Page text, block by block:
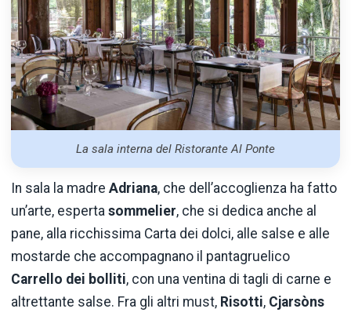
La sala interna del Ristorante Al Ponte
In sala la madre Adriana, che dell’accoglienza ha fatto
un’arte, esperta sommelier, che si dedica anche al
pane, alla ricchissima Carta dei dolci, alle salse e alle
mostarde che accompagnano il pantagruelico
Carrello dei bolliti, con una ventina di tagli di carne e
altrettante salse. Fra gli altri must, Risotti, Cjarsòns